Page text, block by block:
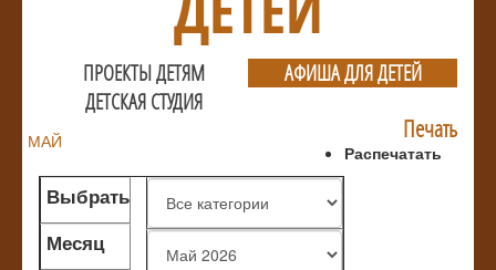
ПРОЕКТЫ ДЕТЯМ
АФИША ДЛЯ ДЕТЕЙ
ДЕТСКАЯ СТУДИЯ
МАЙ
Выбрать
жанр
Месяц
Печать
Распечатать